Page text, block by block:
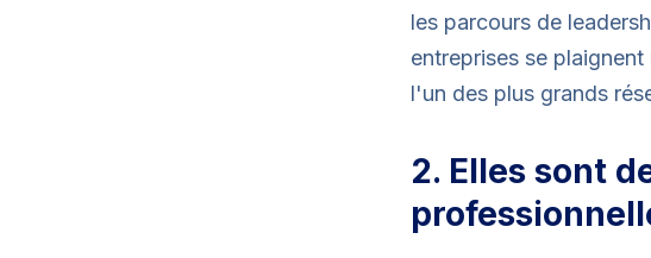
les parcours de
entreprises se
l'un des plus grands
2. Elles sont